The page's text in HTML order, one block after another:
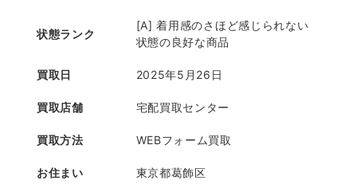
状態ランク
[A] 着用感のさほど感じられない
状態の良好な商品
買取日 2025年5月26日
買取店舗 宅配買取センター
買取方法 WEBフォーム買取
お住まい 東京都葛飾区